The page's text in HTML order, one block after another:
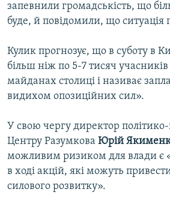
запевнили громадськість, що
буде, й повідомили, що ситуація
Кулик прогнозує, що в суботу в
більш ніж по 5-7 тисяч
майданах столиці і називає
видихом опозиційних сил».
У свою чергу директор
Центру Разумкова Юрій
можливим ризиком для влади є
в ході акцій, які можуть
силового розвитку».